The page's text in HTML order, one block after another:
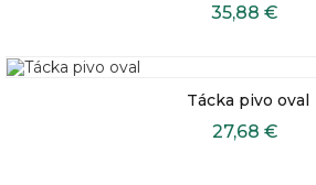
35,88 €
Tácka pivo oval
27,68 €